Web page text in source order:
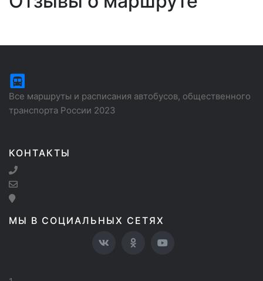
Все маршруты и расписания автобусов, общественного
транспорта России 2023
КОНТАКТЫ
МЫ В СОЦИАЛЬНЫХ СЕТЯХ